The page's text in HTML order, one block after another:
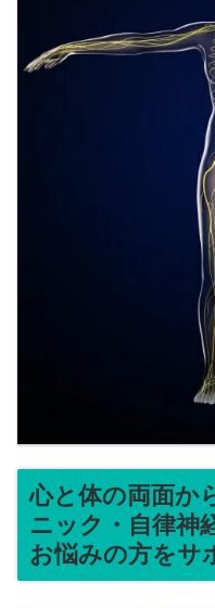
心と体の両面か
ニック・自律神
お悩みの方をサ